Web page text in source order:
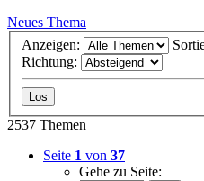
Neues Thema
Anzeigen:
Richtung:
2537 Themen
Seite 1 von 37
Gehe zu Seite: